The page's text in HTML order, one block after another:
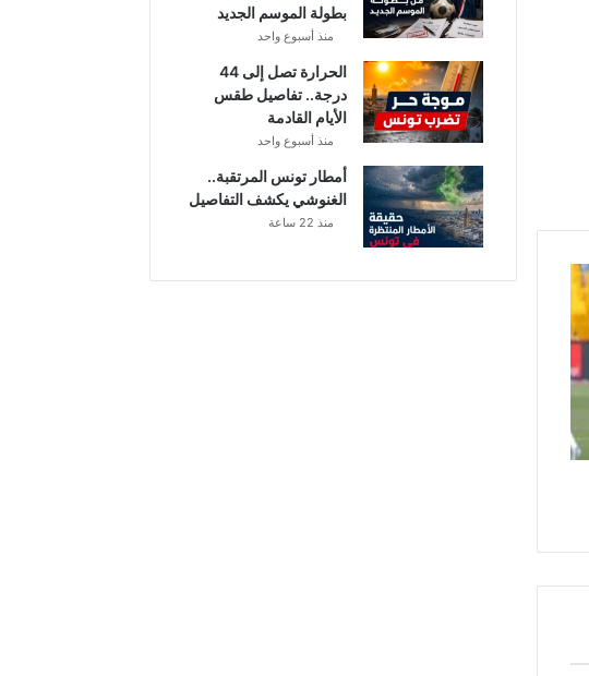
بطولة الموسم الجديد
منذ أسبوع واحد
الحرارة تصل إلى 44
درجة.. تفاصيل طقس
الأيام القادمة
منذ أسبوع واحد
أمطار تونس المرتقبة..
الغنوشي يكشف التفاصيل
منذ 22 ساعة